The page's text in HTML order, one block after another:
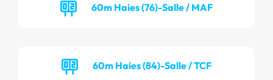
60m Haies (76)-Salle / MAF
60m Haies (84)-Salle / TCF